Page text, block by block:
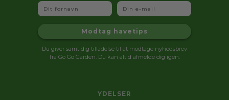
YDELSER
Fornavn Email
Modtag havetips
Du giver samtidig tilladelse til at modtage nyhedsbrev
fra Go Go Garden. Du kan altid afmelde dig igen.